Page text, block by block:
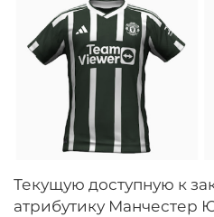
Текущую доступную к
атрибутику Манчестер